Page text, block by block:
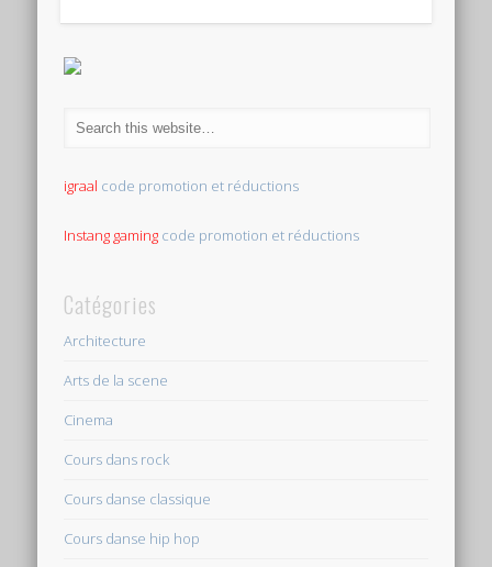
igraal code promotion et réductions
Instang gaming code promotion et réductions
Catégories
Architecture
Arts de la scene
Cinema
Cours dans rock
Cours danse classique
Cours danse hip hop